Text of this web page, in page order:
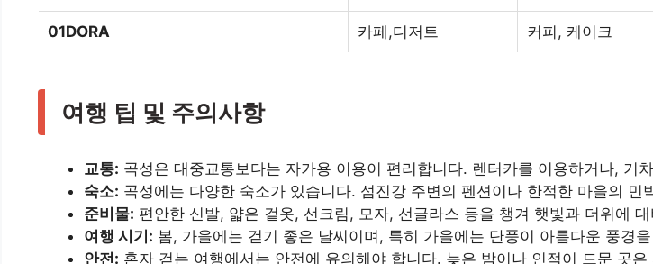
01DORA 카페,디저트 커피, 케이크
여행 팁 및 주의사항
교통: 곡성은 대중교통보다는 자가용 이용이 편리합니다. 렌터카를 이용하거나, 기
숙소: 곡성에는 다양한 숙소가 있습니다. 섬진강 주변의 펜션이나 한적한 마을의 민
준비물: 편안한 신발, 얇은 겉옷, 선크림, 모자, 선글라스 등을 챙겨 햇빛과 더위에
여행 시기: 봄, 가을에는 걷기 좋은 날씨이며, 특히 가을에는 단풍이 아름다운 풍경
안전: 혼자 걷는 여행에서는 안전에 유의해야 합니다. 늦은 밤이나 인적이 드문 곳